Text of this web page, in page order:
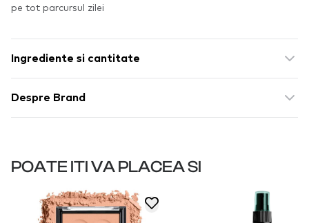
pe tot parcursul zilei
Ingrediente si cantitate
Despre Brand
POATE ITI VA PLACEA SI